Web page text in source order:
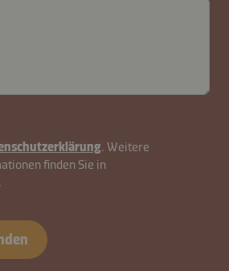
. Weitere
finden Sie in
.